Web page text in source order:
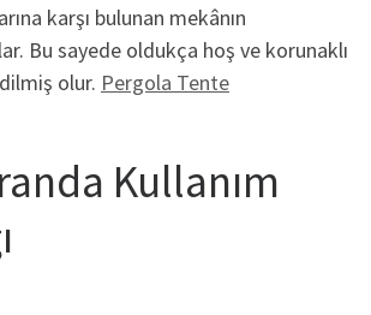
karşı bulunan mekânın
Bu sayede oldukça hoş ve korunaklı
olur. Pergola Tente
Kullanım